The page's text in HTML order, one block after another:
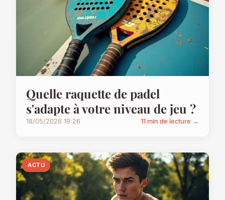
Quelle raquette de padel
s'adapte à votre niveau de jeu ?
18/05/2026 19:26 11 min de lecture →
ACTU